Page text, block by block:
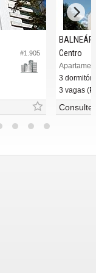
#1.905 Centro
3
3 vagas